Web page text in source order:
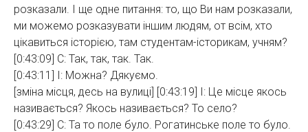
розказали. І ще одне питання: то, що Ви нам розказали,
ми можемо розказувати іншим людям, от всім, хто
цікавиться історією, там студентам-історикам, учням?
[0:43:09] С: Так, так, так. Так.
[0:43:11] І: Можна? Дякуємо.
[зміна місця, десь на вулиці] [0:43:19] І: Це місце якось
називається? Якось називається? То село?
[0:43:29] С: Та то поле було. Рогатинське поле то було.